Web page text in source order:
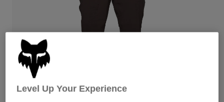
Shorts
Handskar
Handskar
Jackor
Protections
Visa alla
Women
T-Shirts & Tops
Sockor
Visa alla
Level Up Your Experience